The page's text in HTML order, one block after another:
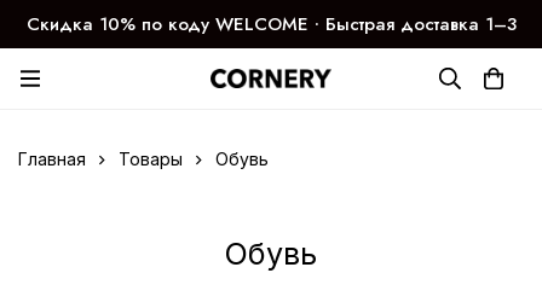
Скидка 10% по коду WELCOME ∙ Быстрая доставка 1–3
дня
Главная Товары Обувь
Обувь